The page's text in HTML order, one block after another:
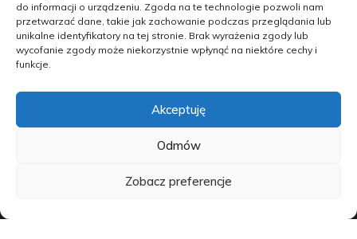
do informacji o urządzeniu. Zgoda na te technologie pozwoli nam
przetwarzać dane, takie jak zachowanie podczas przeglądania lub
unikalne identyfikatory na tej stronie. Brak wyrażenia zgody lub
wycofanie zgody może niekorzystnie wpłynąć na niektóre cechy i
funkcje.
Akceptuję
Odmów
Zobacz preferencje
Auta w leasingu
Doradztwo
copyright by carmotive.pl 2026©